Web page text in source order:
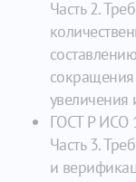
Часть 2.
увеличения
ГОСТ Р ИСО
Часть 3.
и